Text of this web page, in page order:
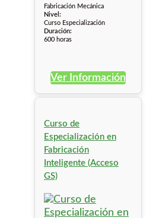
Fabricación Mecánica
Nivel:
Curso Especialización
Duración:
600 horas
Ver Información
Curso de
Especialización en
Fabricación
Inteligente (Acceso
GS)